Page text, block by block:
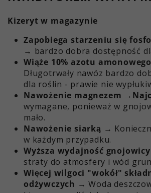
Kizeryt w magazynie
Zapobiega starzeniu się
→ bardzo dobra dostępność
Wiąże 10% azotu
Długotrwały nawóz bardzo
dla roślin - prawie nie
Nawożenie magnezem
wymagane, ponieważ w
mało.
Nawożenie siarką →
w każdym przypadku.
Wyższa wydajność gnojowicy
straty do atmosfery i wód
Więcej wilgoci "wokół"
odżywczych → Woda